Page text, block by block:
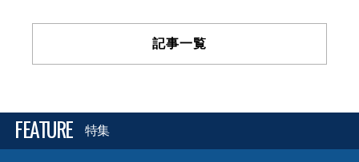
記事一覧
FEATURE 特集